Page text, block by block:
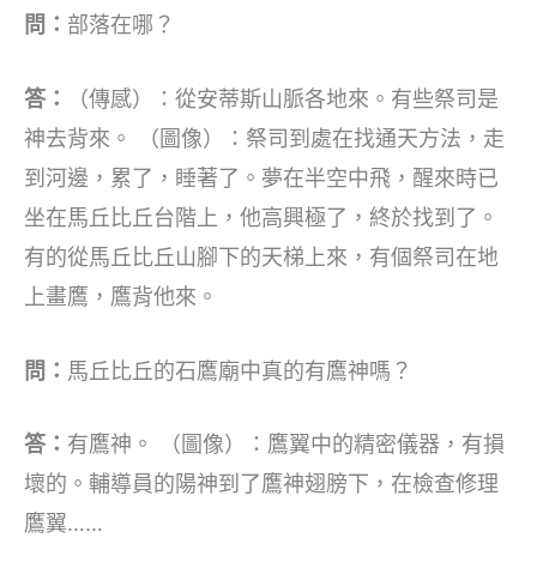
問： 部落在哪？
答：
（傳感）：從安蒂斯山脈各地來。有些祭司是
神去背來。 （圖像）：祭司到處在找通天方法，走
到河邊，累了，睡著了。夢在半空中飛，醒來時已
坐在馬丘比丘台階上，他高興極了，終於找到了。
有的從馬丘比丘山腳下的天梯上來，有個祭司在地
上畫鷹，鷹背他來。
問： 馬丘比丘的石鷹廟中真的有鷹神嗎？
答： 有鷹神。 （圖像）：鷹翼中的精密儀器，有損
壞的。輔導員的陽神到了鷹神翅膀下，在檢查修理
鷹翼……